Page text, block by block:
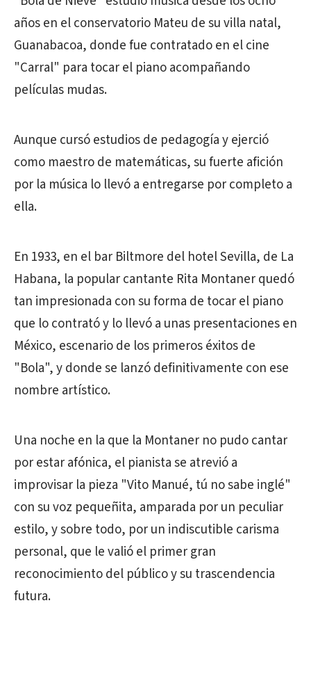
años en el conservatorio Mateu de su villa natal,
Guanabacoa, donde fue contratado en el cine
"Carral" para tocar el piano acompañando
películas mudas.
Aunque cursó estudios de pedagogía y ejerció
como maestro de matemáticas, su fuerte afición
por la música lo llevó a entregarse por completo a
ella.
En 1933, en el bar Biltmore del hotel Sevilla, de La
Habana, la popular cantante Rita Montaner quedó
tan impresionada con su forma de tocar el piano
que lo contrató y lo llevó a unas presentaciones en
México, escenario de los primeros éxitos de
"Bola", y donde se lanzó definitivamente con ese
nombre artístico.
Una noche en la que la Montaner no pudo cantar
por estar afónica, el pianista se atrevió a
improvisar la pieza "Vito Manué, tú no sabe inglé"
con su voz pequeñita, amparada por un peculiar
estilo, y sobre todo, por un indiscutible carisma
personal, que le valió el primer gran
reconocimiento del público y su trascendencia
futura.